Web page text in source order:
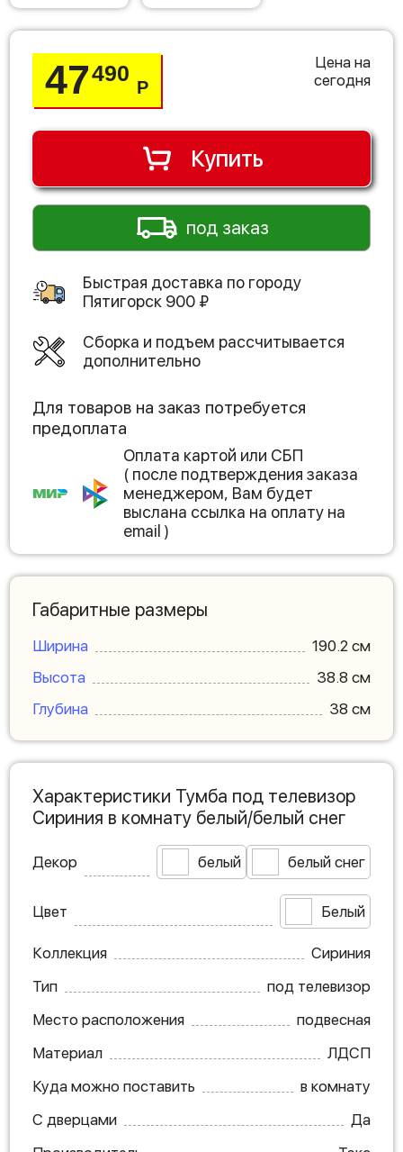
47490
Р
Цена на
сегодня
Купить
под заказ
Быстрая доставка по городу
Пятигорск 900 ₽
Сборка и подъем рассчитывается
дополнительно
Для товаров на заказ потребуется
предоплата
Оплата картой или СБП
( после подтверждения заказа
менеджером, Вам будет
выслана ссылка на оплату на
email )
Габаритные размеры
Ширина
190.2 см
Высота
38.8 см
Глубина
38 см
Характеристики Тумба под телевизор
Сириния в комнату белый/белый снег
Декор белый белый снег
Цвет Белый
Коллекция
Сириния
Тип
под телевизор
Место расположения
подвесная
Материал
ЛДСП
Куда можно поставить
в комнату
С дверцами
Да